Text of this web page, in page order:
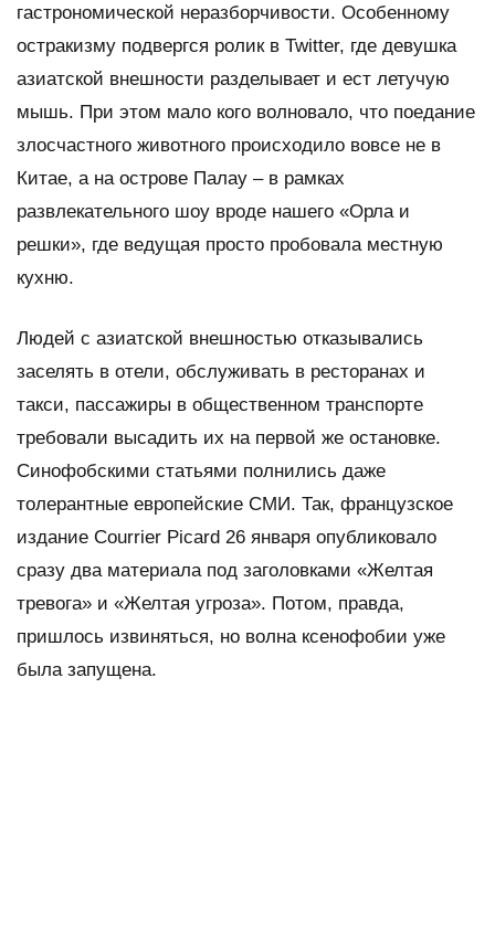
гастрономической неразборчивости. Особенному
остракизму подвергся ролик в Twitter, где девушка
азиатской внешности разделывает и ест летучую
мышь. При этом мало кого волновало, что поедание
злосчастного животного происходило вовсе не в
Китае, а на острове Палау – в рамках
развлекательного шоу вроде нашего «Орла и
решки», где ведущая просто пробовала местную
кухню.
Людей с азиатской внешностью отказывались
заселять в отели, обслуживать в ресторанах и
такси, пассажиры в общественном транспорте
требовали высадить их на первой же остановке.
Синофобскими статьями полнились даже
толерантные европейские СМИ. Так, французское
издание Courrier Picard 26 января опубликовало
сразу два материала под заголовками «Желтая
тревога» и «Желтая угроза». Потом, правда,
пришлось извиняться, но волна ксенофобии уже
была запущена.